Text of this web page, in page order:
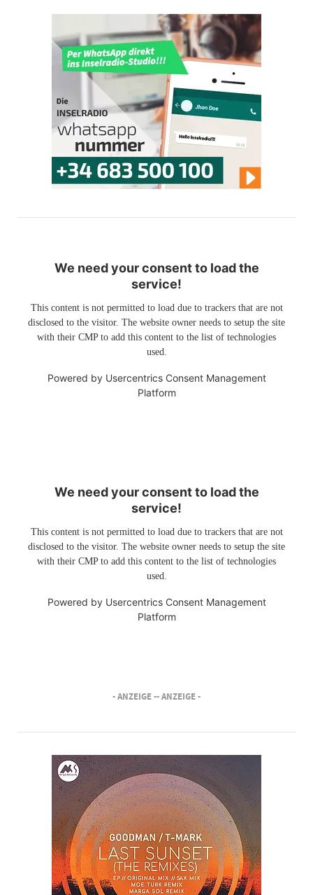
We need your consent to load the
service!
This content is not permitted to load due to trackers that are not
disclosed to the visitor. The website owner needs to setup the site
with their CMP to add this content to the list of technologies
used.
Powered by Usercentrics Consent Management
Platform
We need your consent to load the
service!
This content is not permitted to load due to trackers that are not
disclosed to the visitor. The website owner needs to setup the site
with their CMP to add this content to the list of technologies
used.
Powered by Usercentrics Consent Management
Platform
- ANZEIGE -- ANZEIGE -